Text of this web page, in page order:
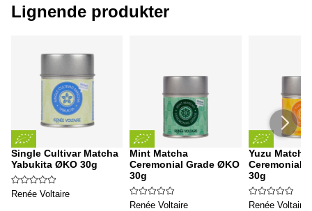
Lignende produkter
Single Cultivar Matcha
Yabukita ØKO 30g
Renée Voltaire
Mint Matcha
Ceremonial Grade ØKO
30g
Renée Voltaire
Yuzu Matcha
Ceremonial
30g
Renée Voltaire